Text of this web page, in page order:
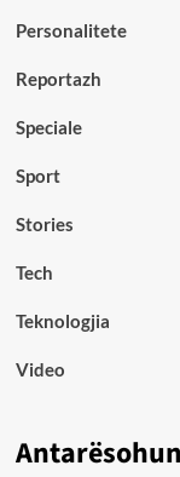
Personalitete
Reportazh
Speciale
Sport
Stories
Tech
Teknologjia
Video